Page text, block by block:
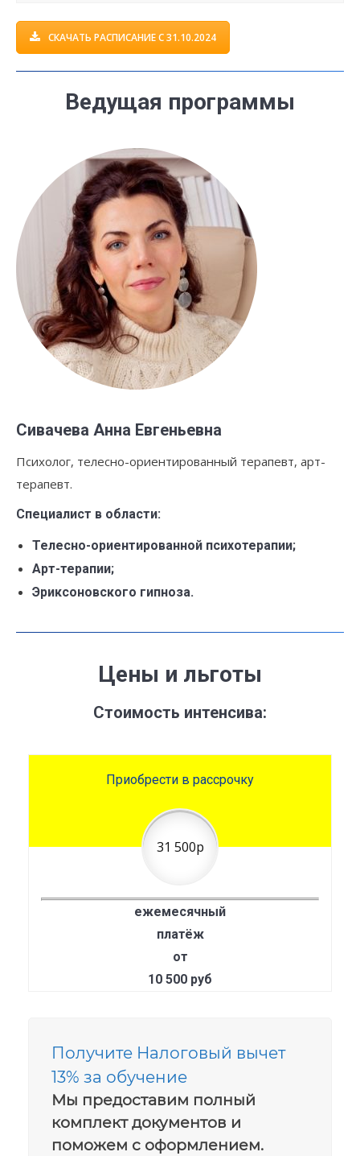
СКАЧАТЬ РАСПИСАНИЕ С 31.10.2024
Ведущая программы
Сивачева Анна Евгеньевна
Психолог, телесно-ориентированный терапевт, арт-
терапевт.
Специалист в области:
Телесно-ориентированной психотерапии;
Арт-терапии;
Эриксоновского гипноза.
Цены и льготы
Стоимость интенсива:
Приобрести в рассрочку
31 500р
ежемесячный
платёж
от
10 500 руб
Получите Налоговый вычет
13% за обучение
Мы предоставим полный
комплект документов и
поможем с оформлением.